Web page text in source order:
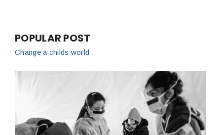
POPULAR POST
Change a childs world